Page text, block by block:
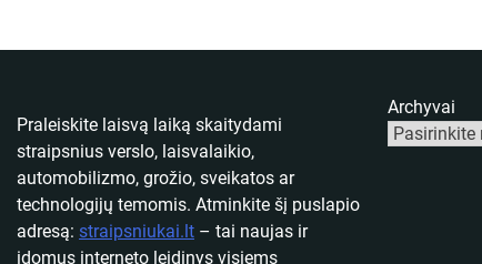
Praleiskite laisvą laiką skaitydami
straipsnius verslo, laisvalaikio,
automobilizmo, grožio, sveikatos ar
technologijų temomis. Atminkite šį puslapio
adresą: straipsniukai.lt – tai naujas ir
įdomus interneto leidinys visiems
Archyvai